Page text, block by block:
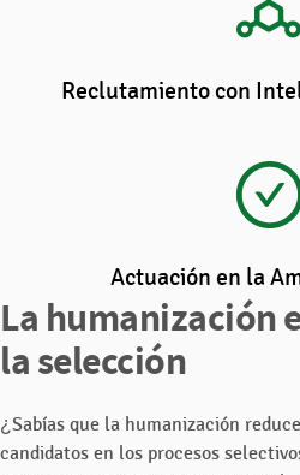
Reclutamiento con
Actuación en la
La humanización
la selección
¿Sabías que la humanización
candidatos en los procesos